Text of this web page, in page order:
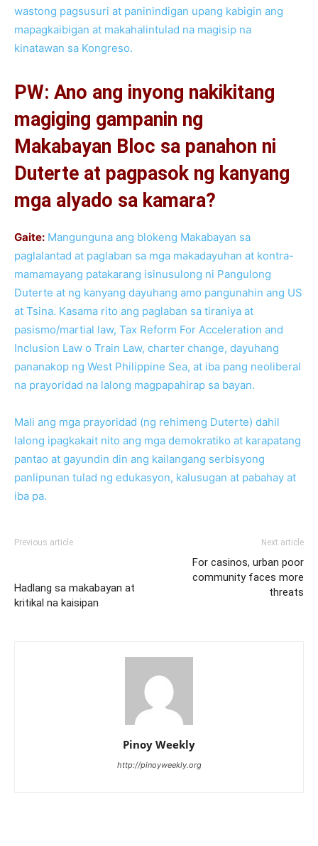
wastong pagsusuri at paninindigan upang kabigin ang
mapagkaibigan at makahalintulad na magisip na
kinatawan sa Kongreso.
PW: Ano ang inyong nakikitang
magiging gampanin ng
Makabayan Bloc sa panahon ni
Duterte at pagpasok ng kanyang
mga alyado sa kamara?
Gaite: Mangunguna ang blokeng Makabayan sa
paglalantad at paglaban sa mga makadayuhan at kontra-
mamamayang patakarang isinusulong ni Pangulong
Duterte at ng kanyang dayuhang amo pangunahin ang US
at Tsina. Kasama rito ang paglaban sa tiraniya at
pasismo/martial law, Tax Reform For Acceleration and
Inclusion Law o Train Law, charter change, dayuhang
pananakop ng West Philippine Sea, at iba pang neoliberal
na prayoridad na lalong magpapahirap sa bayan.
Mali ang mga prayoridad (ng rehimeng Duterte) dahil
lalong ipagkakait nito ang mga demokratiko at karapatang
pantao at gayundin din ang kailangang serbisyong
panlipunan tulad ng edukasyon, kalusugan at pabahay at
iba pa.
Previous article
Hadlang sa makabayan at
kritikal na kaisipan
Next article
For casinos, urban poor
community faces more
threats
Pinoy Weekly
http://pinoyweekly.org